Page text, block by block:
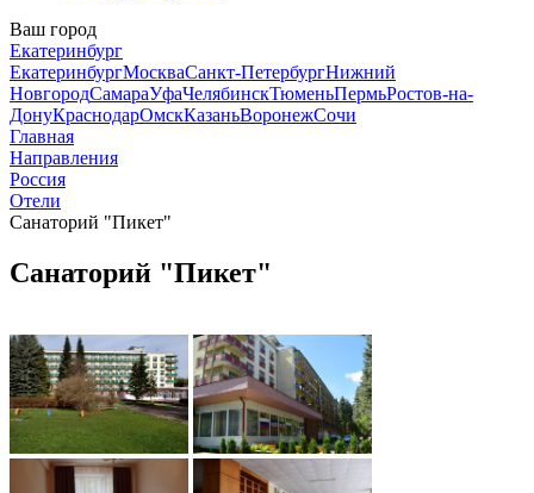
Ваш город
Екатеринбург
ЕкатеринбургМоскваСанкт-ПетербургНижний
НовгородСамараУфаЧелябинскТюменьПермьРостов-на-
ДонуКраснодарОмскКазаньВоронежСочи
Главная
Направления
Россия
Отели
Санаторий "Пикет"
Санаторий "Пикет"